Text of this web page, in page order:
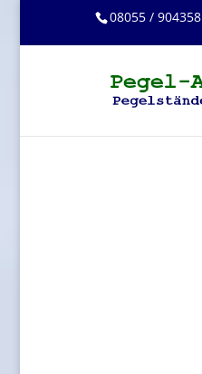
08055 / 904358